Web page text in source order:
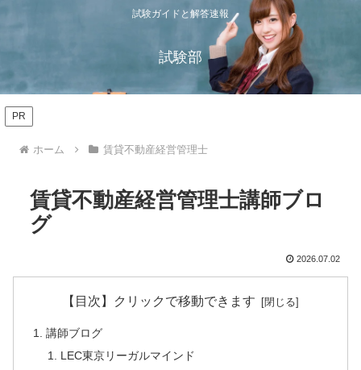
試験ガイドと解答速報
試験部
PR
ホーム 賃貸不動産経営管理士
賃貸不動産経営管理士講師ブロ
グ
2026.07.02
【目次】クリックで移動できます
講師ブログ
LEC東京リーガルマインド